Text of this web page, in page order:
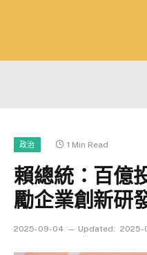
政治 1 Min Read
賴總統：百
勵企業創新研
2025-09-04 Updated: 2025-